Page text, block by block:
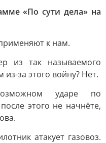
«По сути дела» на
к нам.
из так называемого
за этого войну? Нет.
ударе по
этого не начнёте,
атакует газовоз.